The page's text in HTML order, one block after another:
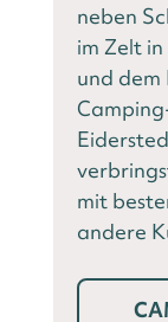
neben
im Zelt
und
mit
andere